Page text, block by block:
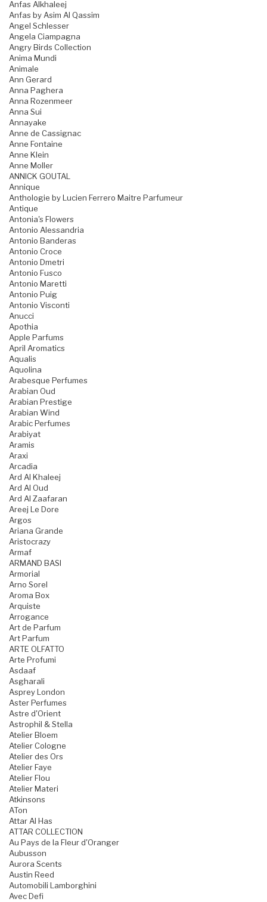
Anfas Alkhaleej
Anfas by Asim Al Qassim
Angel Schlesser
Angela Ciampagna
Angry Birds Collection
Anima Mundi
Animale
Ann Gerard
Anna Paghera
Anna Rozenmeer
Anna Sui
Annayake
Anne de Cassignac
Anne Fontaine
Anne Klein
Anne Moller
ANNICK GOUTAL
Annique
Anthologie by Lucien Ferrero Maitre Parfumeur
Antique
Antonia's Flowers
Antonio Alessandria
Antonio Banderas
Antonio Croce
Antonio Dmetri
Antonio Fusco
Antonio Maretti
Antonio Puig
Antonio Visconti
Anucci
Apothia
Apple Parfums
April Aromatics
Aqualis
Aquolina
Arabesque Perfumes
Arabian Oud
Arabian Prestige
Arabian Wind
Arabic Perfumes
Arabiyat
Aramis
Araxi
Arcadia
Ard Al Khaleej
Ard Al Oud
Ard Al Zaafaran
Areej Le Dore
Argos
Ariana Grande
Aristocrazy
Armaf
ARMAND BASI
Armorial
Arno Sorel
Aroma Box
Arquiste
Arrogance
Art de Parfum
Art Parfum
ARTE OLFATTO
Arte Profumi
Asdaaf
Asgharali
Asprey London
Aster Perfumes
Astre d'Orient
Astrophil & Stella
Atelier Bloem
Atelier Cologne
Atelier des Ors
Atelier Faye
Atelier Flou
Atelier Materi
Atkinsons
ATon
Attar Al Has
ATTAR COLLECTION
Au Pays de la Fleur d'Oranger
Aubusson
Aurora Scents
Austin Reed
Automobili Lamborghini
Avec Defi